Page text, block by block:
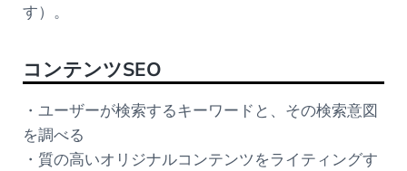
す）。
コンテンツSEO
・ユーザーが検索するキーワードと、その検索意図
を調べる
・質の高いオリジナルコンテンツをライティングす